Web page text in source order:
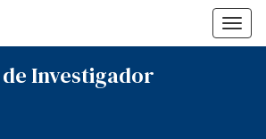
Investigador